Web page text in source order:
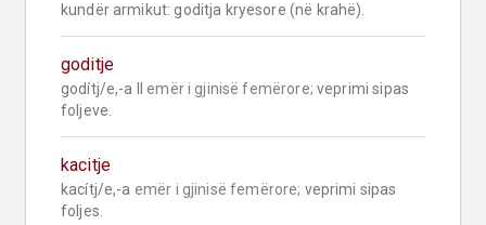
kundër armikut: goditja kryesore (në krahë).
goditje
godítj/e,-a II emër i gjinisë femërore; veprimi sipas
foljeve.
kacitje
kacítj/e,-a emër i gjinisë femërore; veprimi sipas
foljes.